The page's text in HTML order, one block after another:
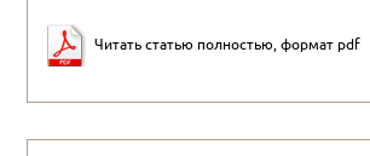
Читать статью полностью, формат pdf